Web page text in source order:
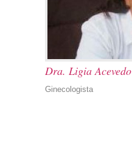
Dra. Ligia Acevedo
Ginecologista